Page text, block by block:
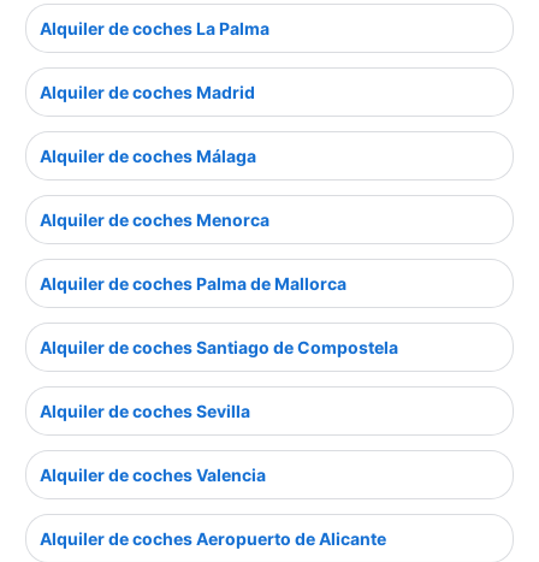
Alquiler de coches La Palma
Alquiler de coches Madrid
Alquiler de coches Málaga
Alquiler de coches Menorca
Alquiler de coches Palma de Mallorca
Alquiler de coches Santiago de Compostela
Alquiler de coches Sevilla
Alquiler de coches Valencia
Alquiler de coches Aeropuerto de Alicante